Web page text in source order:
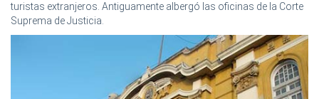
turistas extranjeros. Antiguamente albergó las oficinas de la Corte
Suprema de Justicia.